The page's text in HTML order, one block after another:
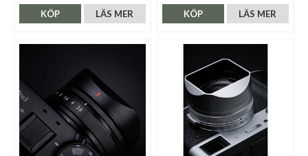
LÄS MER
KÖP LÄS MER
KÖP